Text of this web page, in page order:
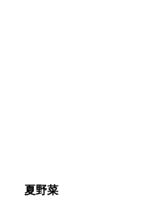
夏野菜